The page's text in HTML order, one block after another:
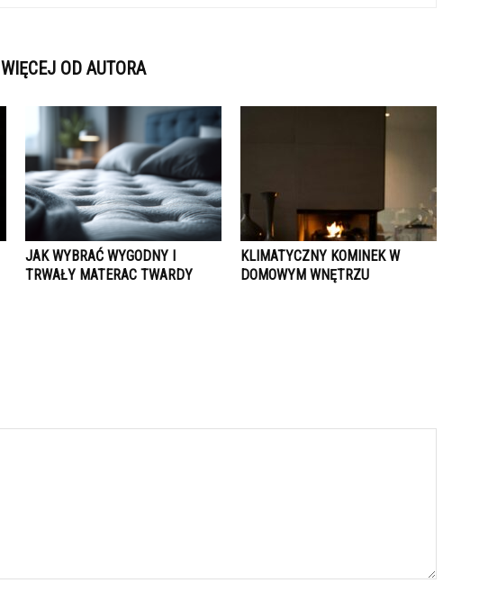
WIĘCEJ OD AUTORA
JAK WYBRAĆ WYGODNY I
TRWAŁY MATERAC TWARDY
KLIMATYCZNY KOMINEK W
DOMOWYM WNĘTRZU